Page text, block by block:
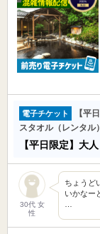
電子チケット
【平
スタオル（レンタル
【平日限定】大
30代 女
性
ちょうど
いかなー